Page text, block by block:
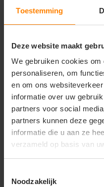
Toestemming
Deze website maakt
We gebruiken cookies
personaliseren, om
en om ons
informatie over uw
partners voor social
partners kunnen deze
informatie die u aan ze
verzameld op basis van
Noodzakelijk
klantenservice
mail
store
Bezoek onze
Provincialeweg 59 -
Dit vind je
Items van productcarrousel